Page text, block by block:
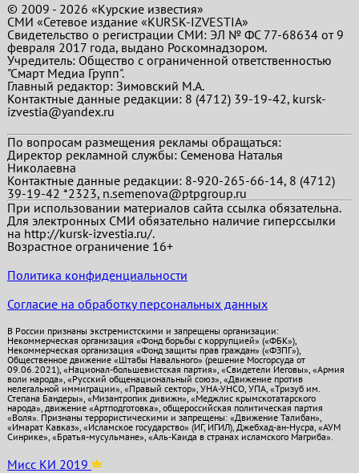
© 2009 - 2026 «Курские известия»
СМИ «Сетевое издание «KURSK-IZVESTIA»
Свидетельство о регистрации СМИ: ЭЛ № ФС 77-68634 от 9
февраля 2017 года, выдано Роскомнадзором.
Учредитель: Общество с ограниченной ответственностью
"Смарт Медиа Групп".
Главный редактор:Зимовский М.А.
Контактные данные редакции: 8 (4712) 39-19-42, kursk-
izvestia@yandex.ru
По вопросам размещения рекламы обращаться:
Директор рекламной службы: Семенова Наталья
Николаевна
Контактные данные редакции: 8-920-265-66-14, 8 (4712)
39-19-42 *2323, n.semenova@ptpgroup.ru
При использовании материалов сайта ссылка обязательна.
Для электронных СМИ обязательно наличие гиперссылки
на http://kursk-izvestia.ru/.
Возрастное ограничение 16+
Политика конфиденциальности
Согласие на обработку персональных данных
В России признаны экстремистскими и запрещены организации:
Некоммерческая организация «Фонд борьбы с коррупцией» («ФБК»),
Некоммерческая организация «Фонд защиты прав граждан» («ФЗПГ»),
Общественное движение «Штабы Навального» (решение Мосгорсуда от
09.06.2021), «Национал-большевистская партия», «Свидетели Иеговы», «Армия
воли народа», «Русский общенациональный союз», «Движение против
нелегальной иммиграции», «Правый сектор», УНА-УНСО, УПА, «Тризуб им.
Степана Бандеры», «Мизантропик дивижн», «Меджлис крымскотатарского
народа», движение «Артподготовка», общероссийская политическая партия
«Воля». Признаны террористическими и запрещены: «Движение Талибан»,
«Имарат Кавказ», «Исламское государство» (ИГ, ИГИЛ), Джебхад-ан-Нусра, «АУМ
Синрике», «Братья-мусульмане», «Аль-Каида в странах исламского Магриба».
Мисс КИ 2019